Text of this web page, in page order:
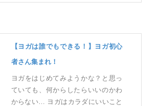
【ヨガは誰でもできる！】ヨガ初心
者さん集まれ！
ヨガをはじめてみようかな？と思っ
ていても、何からしたらいいのかわ
からない… ヨガはカラダにいいこと